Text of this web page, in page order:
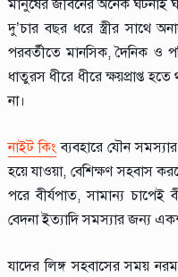
মানুষের জীবনের অনেক ঘটনাই
দু’চার বছর ধরে স্ত্রীর সাথে
পরবর্তীতে মানসিক, দৈনিক ও
ধাতুরস ধীরে ধীরে ক্ষয়প্রাপ্ত
না।
নাইট কিংব্যবহারে যৌন
হয়ে যাওয়া, বেশিক্ষণ সহবাস
পরে বীর্যপাত, সামান্য চাপেই
বেদনা ইত্যাদি সমস্যার জন্য
যাদের লিঙ্গ সহবাসের সময়